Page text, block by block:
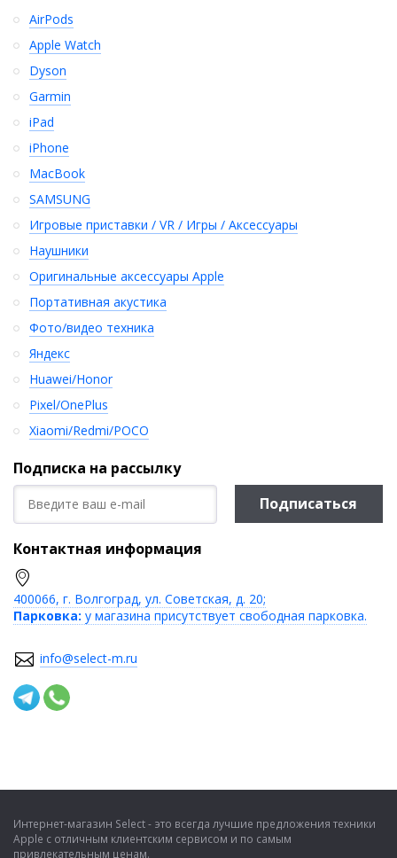
AirPods
Apple Watch
Dyson
Garmin
iPad
iPhone
MacBook
SAMSUNG
Игровые приставки / VR / Игры / Аксессуары
Наушники
Оригинальные аксессуары Apple
Портативная акустика
Фото/видео техника
Яндекс
Huawei/Honor
Pixel/OnePlus
Xiaomi/Redmi/POCO
Подписка на рассылку
Подписаться
Контактная информация
400066, г. Волгоград, ул. Советская, д. 20;
Парковка: у магазина присутствует свободная парковка.
info@select-m.ru
Интернет-магазин Select - это всегда лучшие предложения техники
Apple с отличным клиентским сервисом и по самым
привлекательным ценам.